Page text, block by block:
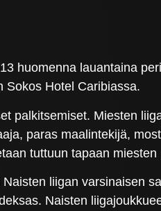
huomenna lauantaina
Sokos Hotel Caribiassa.
palkitsemiset. Miesten
paras maalintekijä,
tuttuun tapaan
liigan varsinaisen
Naisten